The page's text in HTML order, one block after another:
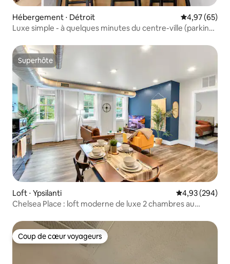
Hébergement ⋅ Détroit Évaluation
4,97 (65)
Luxe simple - à quelques minutes du centre-ville (parking
Superhôte
Superhôte
Loft ⋅ Ypsilanti Évaluation
4,93 (294)
Chelsea Place : loft moderne de luxe 2 chambres au
Coup de cœur voyageurs
Coup de cœur voyageurs